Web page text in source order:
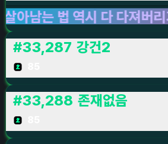
법 역시 다 다져버리기인가
#33,287 강건2
#33,288 존재없음